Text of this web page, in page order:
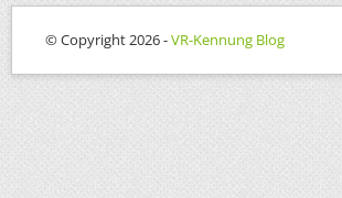
© Copyright 2026 -VR-Kennung Blog